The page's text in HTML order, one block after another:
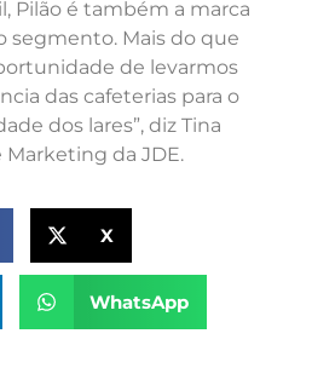
Pilão é também a marca
segmento. Mais do que
de levarmos
das cafeterias para o
dos lares”, diz Tina
Marketing da JDE.
X
WhatsApp